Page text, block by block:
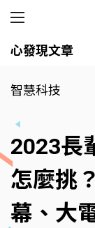
心發現文章
智慧科技
2023長
怎麼挑
幕、大